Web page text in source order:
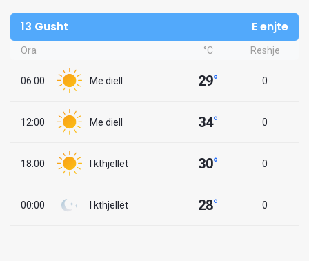
13 Gusht E enjte
Ora °C Reshje
06:00 Me diell 29° 0
12:00 Me diell 34° 0
18:00 I kthjellët 30° 0
00:00 I kthjellët 28° 0